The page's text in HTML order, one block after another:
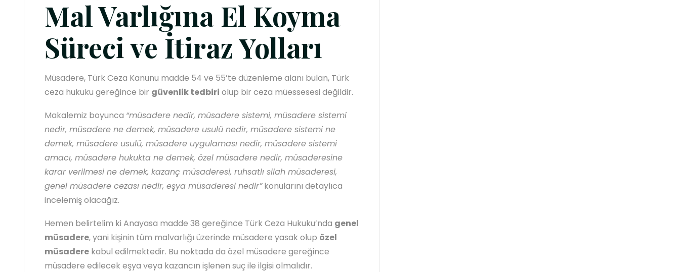
Mal Varlığına El Koyma
Süreci ve İtiraz Yolları
Müsadere, Türk Ceza Kanunu madde 54 ve 55’te düzenleme alanı bulan, Türk
ceza hukuku gereğince bir güvenlik tedbiri olup bir ceza müessesesi değildir.
Makalemiz boyunca “müsadere nedir, müsadere sistemi, müsadere sistemi
nedir, müsadere ne demek, müsadere usulü nedir, müsadere sistemi ne
demek, müsadere usulü, müsadere uygulaması nedir, müsadere sistemi
amacı, müsadere hukukta ne demek, özel müsadere nedir, müsaderesine
karar verilmesi ne demek, kazanç müsaderesi, ruhsatlı silah müsaderesi,
genel müsadere cezası nedir, eşya müsaderesi nedir”konularını detaylıca
incelemiş olacağız.
Hemen belirtelim ki Anayasa madde 38 gereğince Türk Ceza Hukuku’nda genel
müsadere, yani kişinin tüm malvarlığı üzerinde müsadere yasak olup özel
müsadere kabul edilmektedir. Bu noktada da özel müsadere gereğince
müsadere edilecek eşya veya kazancın işlenen suç ile ilgisi olmalıdır.